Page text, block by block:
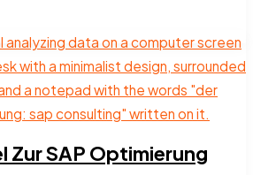
Zur SAP Optimierung